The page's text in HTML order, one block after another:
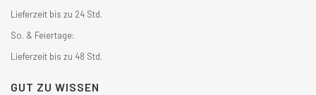
Lieferzeit bis zu 24 Std.
So. & Feiertage:
Lieferzeit bis zu 48 Std.
GUT ZU WISSEN